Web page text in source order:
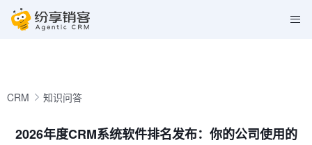
CRM 知识问答
2026年度CRM系统软件排名发布：你的公司使用的